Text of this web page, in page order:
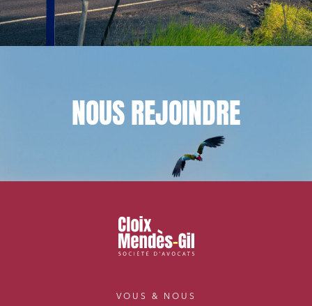
NOUSREJOINDRE
VOUS & NOUS